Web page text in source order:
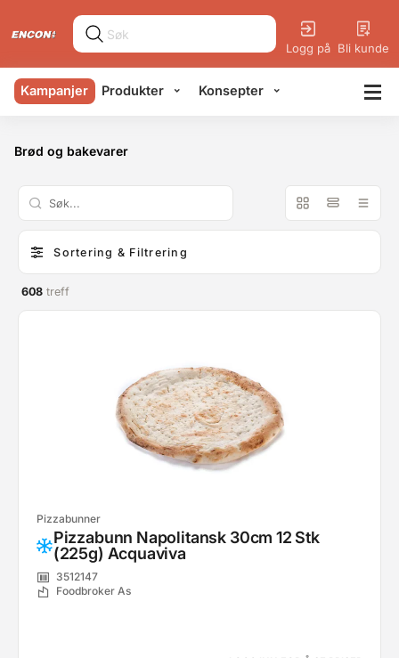
Logg på Bli kunde
Kampanjer Produkter Konsepter
Brød og bakevarer
Sortering & Filtrering
608 treff
Pizzabunner
Pizzabunn Napolitansk 30cm 12 Stk
(225g) Acquaviva
3512147
Foodbroker As